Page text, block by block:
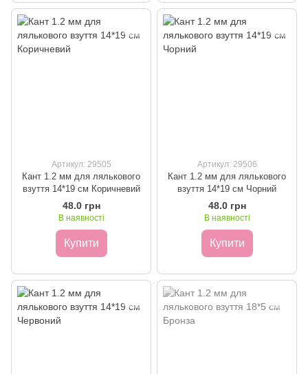
Артикул: 29505
Кант 1.2 мм для лялькового
взуття 14*19 см Коричневий
48.0 грн
В наявності
Купити
Артикул: 29506
Кант 1.2 мм для лялькового
взуття 14*19 см Чорний
48.0 грн
В наявності
Купити